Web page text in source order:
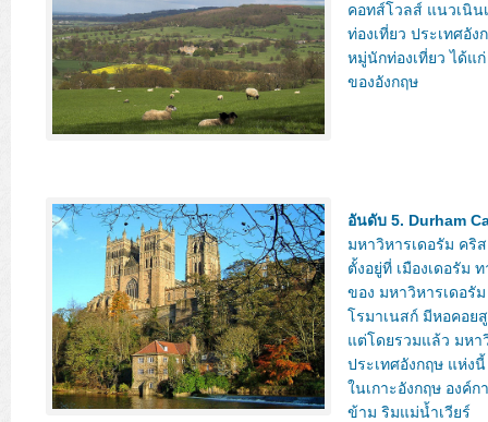
คอทส์โวลส์ แนวเนิ
ท่องเที่ยว ประเทศอั
หมู่นักท่องเที่ยว ได้แ
ของอังกฤษ
อันดับ 5. Durham
มหาวิหารเดอรัม คริ
ตั้งอยู่ที่ เมืองเดอรัม
ของ มหาวิหารเดอรั
โรมาเนสก์ มีหอคอย
แต่โดยรวมแล้ว มหา
ประเทศอังกฤษ แห่ง
ในเกาะอังกฤษ องค์
ข้าม ริมแม่น้ำเวียร์